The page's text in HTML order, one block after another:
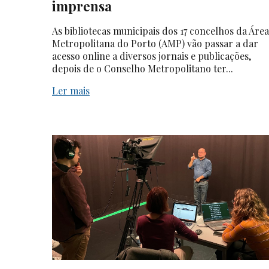
imprensa
As bibliotecas municipais dos 17 concelhos da Área
Metropolitana do Porto (AMP) vão passar a dar
acesso online a diversos jornais e publicações,
depois de o Conselho Metropolitano ter...
Ler mais